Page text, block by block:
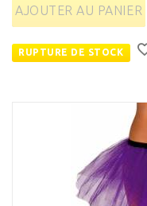
AJOUTER AU PANIER
RUPTURE DE STOCK